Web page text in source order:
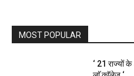
MOST POPULAR
‘ 21 राज्यों